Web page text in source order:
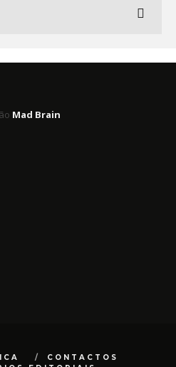
Mad Brain
CONTACTOS